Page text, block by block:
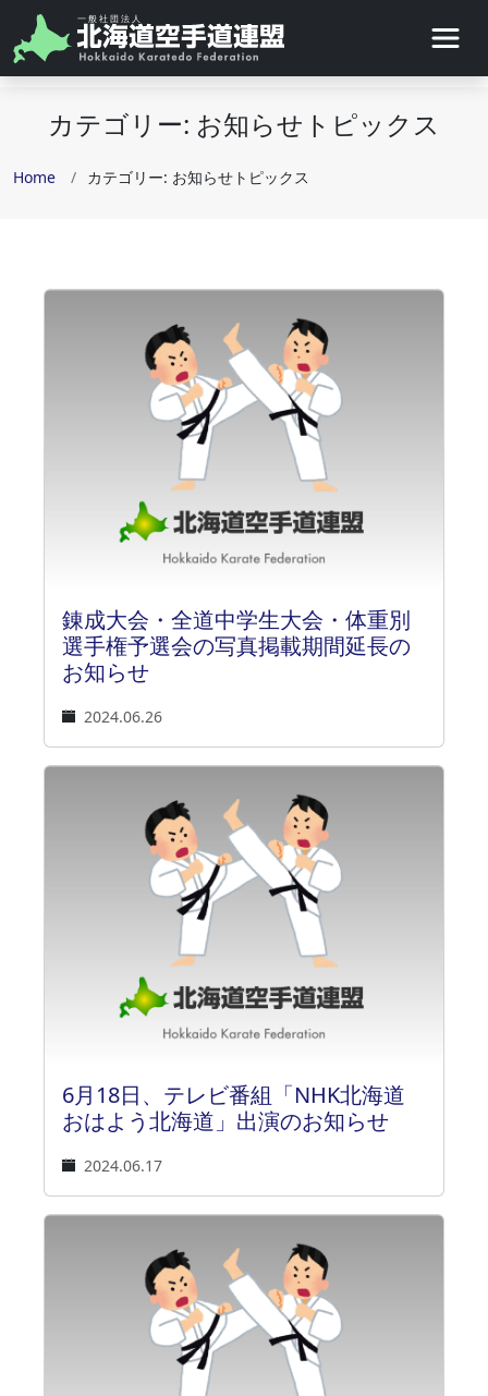
カテゴリー: お知らせトピックス
Home カテゴリー: お知らせトピックス
錬成大会・全道中学生大会・体重別
選手権予選会の写真掲載期間延長の
お知らせ
2024.06.26
6月18日、テレビ番組「NHK北海道
おはよう北海道」出演のお知らせ
2024.06.17